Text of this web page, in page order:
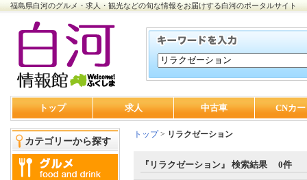
福島県白河のグルメ・求人・観光などの旬な情報をお届けする白河のポータルサイト
トップ 求人 中古車 CNカ
カテゴリーから探す
トップ> リラクゼーション
『リラクゼーション』 検索結果 0件